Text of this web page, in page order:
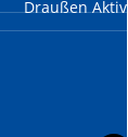
Draußen Aktiv